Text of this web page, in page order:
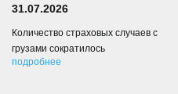
31.07.2026
Количество страховых случаев с
грузами сократилось
подробнее